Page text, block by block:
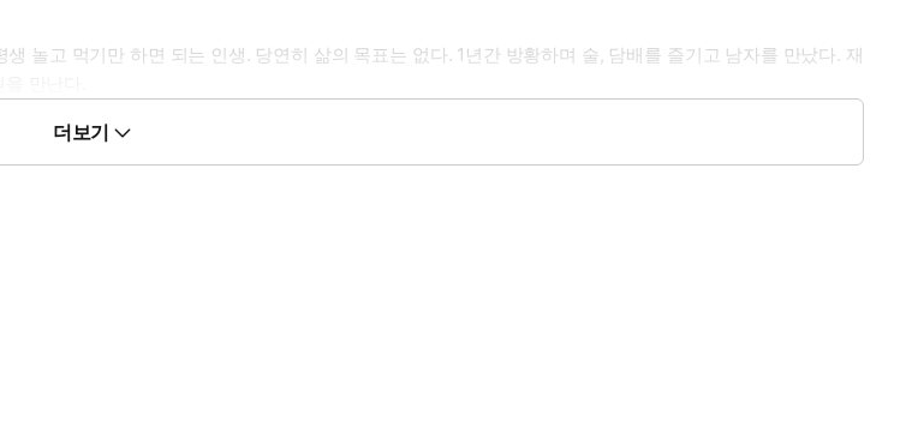
놀고 먹기만 하면 되는 인생. 당연히 삶의 목표는 없다. 1년간 방황하며 술, 담배를 즐기고 남자를 만났다. 재
더보기